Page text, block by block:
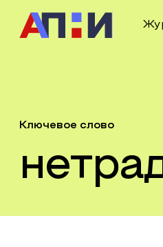
Ключевое слово